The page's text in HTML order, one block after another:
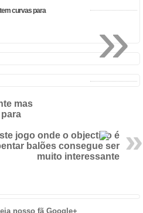
curvas para
mas
jogo onde o objectivo é
balões consegue ser
muito interessante
»